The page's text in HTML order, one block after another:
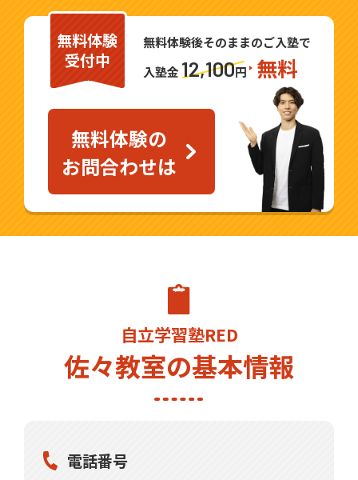
指導させていただきます。勉強が得意なお
子様はもちろん、勉強が苦手、集中が続か
ないといったお悩みをお持ちのお子様にも
ぜひ体験して自分の可能性を広げてほしい
と思っています！
最新のタブレット教材使って、自分で学習
する習慣を身につけ、できる問題がドンド
ン増えることで、「勉強が楽しい！」「成
佐々町のみならず佐世保市、長崎市など長
崎県内の最新の受験情報を取り揃えてお待
ちしています。ぜひ一度、新しい学習塾、
自立学習REDの授業をご体験ください！
ご興味をお持ちいただけましたら、是非一
度自立学習RED 佐々教室までお気軽にお問
無料体験
受付中
無料体験後そのままのご入塾で
入塾金 12,100円 無料
無料体験の
お問合わせは
自立学習塾RED
佐々教室の基本情報
電話番号